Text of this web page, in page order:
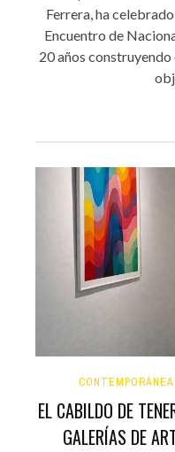
Ferrera, ha
Encuentro de
20 años
CONTEMPORÁNEA
EL CABILDO DE
GALERÍAS DE